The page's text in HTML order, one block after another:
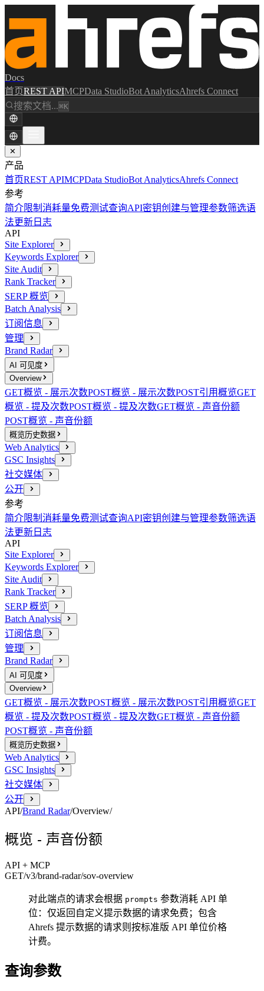
Docs
首页REST APIMCPData StudioBot AnalyticsAhrefs Connect
搜索文档...⌘K
✕
产品
首页REST APIMCPData StudioBot AnalyticsAhrefs Connect
参考
简介限制消耗量免费测试查询API密钥创建与管理参数筛选语
法更新日志
API
Site Explorer
Keywords Explorer
Site Audit
Rank Tracker
SERP 概览
Batch Analysis
订阅信息
管理
Brand Radar
AI 可见度
Overview
GET概览 - 展示次数POST概览 - 展示次数POST引用概览GET
概览 - 提及次数POST概览 - 提及次数GET概览 - 声音份额
POST概览 - 声音份额
概览历史数据
Web Analytics
GSC Insights
社交媒体
公开
参考
简介限制消耗量免费测试查询API密钥创建与管理参数筛选语
法更新日志
API
Site Explorer
Keywords Explorer
Site Audit
Rank Tracker
SERP 概览
Batch Analysis
订阅信息
管理
Brand Radar
AI 可见度
Overview
GET概览 - 展示次数POST概览 - 展示次数POST引用概览GET
概览 - 提及次数POST概览 - 提及次数GET概览 - 声音份额
POST概览 - 声音份额
概览历史数据
Web Analytics
GSC Insights
社交媒体
公开
API/Brand Radar/Overview/
概览 - 声音份额
API + MCP
GET/v3/brand-radar/sov-overview
对此端点的请求会根据 prompts 参数消耗 API 单
位：仅返回自定义提示数据的请求免费；包含
Ahrefs 提示数据的请求则按标准版 API 单位价格
计费。
查询参数